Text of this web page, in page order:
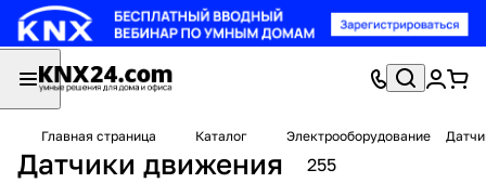
Главная страница Каталог Электрооборудование
Датчики движения 255